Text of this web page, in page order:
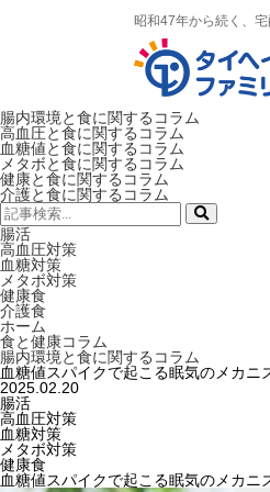
昭和47年から続く、
腸内環境と食に関するコラム
高血圧と食に関するコラム
血糖値と食に関するコラム
メタボと食に関するコラム
健康と食に関するコラム
介護と食に関するコラム
検
索:
腸活
高血圧対策
血糖対策
メタボ対策
健康食
介護食
ホーム
食と健康コラム
腸内環境と食に関するコラム
血糖値スパイクで起こる眠気のメカニ
2025.02.20
腸活
高血圧対策
血糖対策
メタボ対策
健康食
血糖値スパイクで起こる眠気のメカニ